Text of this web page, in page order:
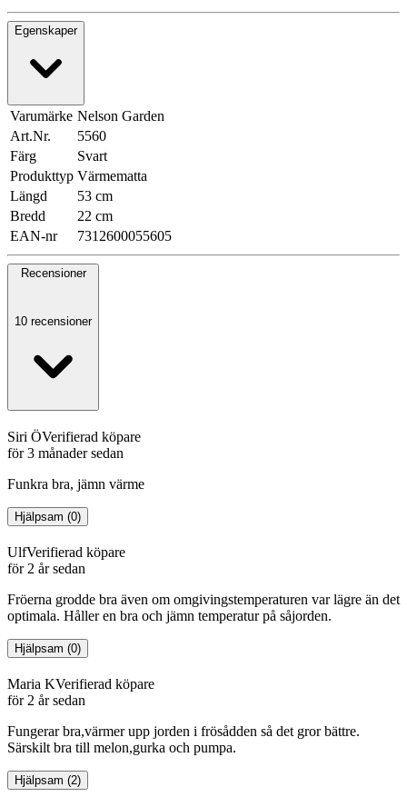
Egenskaper
Varumärke Nelson Garden
Art.Nr.
5560
Färg
Svart
Produkttyp Värmematta
Längd
53 cm
Bredd
22 cm
EAN-nr
7312600055605
Recensioner
10 recensioner
Siri ÖVerifierad köpare
för 3 månader sedan
Funkra bra, jämn värme
Hjälpsam (0)
UlfVerifierad köpare
för 2 år sedan
Fröerna grodde bra även om omgivingstemperaturen var lägre än det
optimala. Håller en bra och jämn temperatur på såjorden.
Hjälpsam (0)
Maria KVerifierad köpare
för 2 år sedan
Fungerar bra,värmer upp jorden i frösådden så det gror bättre.
Särskilt bra till melon,gurka och pumpa.
Hjälpsam (2)